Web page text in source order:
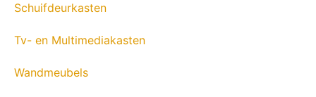
Schuifdeurkasten
Tv- en Multimediakasten
Wandmeubels